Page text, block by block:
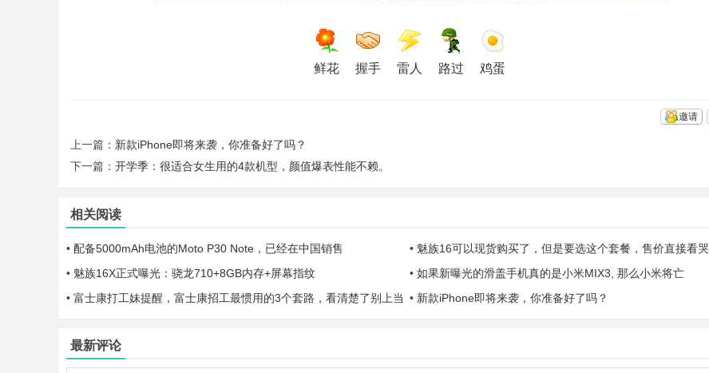
行
鲜花 握手 雷人 路过 鸡蛋
邀请
上一篇： 新款iPhone即将来袭，你准备好了吗？
下一篇： 开学季：很适合女生用的4款机型，颜值爆表性能不赖。
相关阅读
• 配备5000mAh电池的Moto P30 Note，已经在中国销售 • 魅族16可以现货购买了，但是要选这个套餐，售价直接看哭
• 魅族16X正式曝光：骁龙710+8GB内存+屏幕指纹 • 如果新曝光的滑盖手机真的是小米MIX3, 那么小米将亡
• 富士康打工妹提醒，富士康招工最惯用的3个套路，看清楚了别上当 • 新款iPhone即将来袭，你准备好了吗？
最新评论